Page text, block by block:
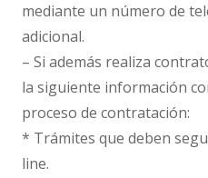
mediante un número de
adicional.
– Si además realiza
la siguiente información
proceso de contratación:
* Trámites que deben
line.